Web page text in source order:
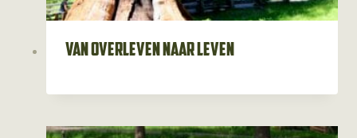
Van overleven naar leven